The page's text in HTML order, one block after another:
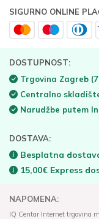
SIGURNO ONLINE
DOSTUPNOST:
Trgovina Zagreb
Centralno
Narudžbe putem
DOSTAVA:
Besplatna
15,00€ Express
NAPOMENA:
IQ Centar Internet trgovina